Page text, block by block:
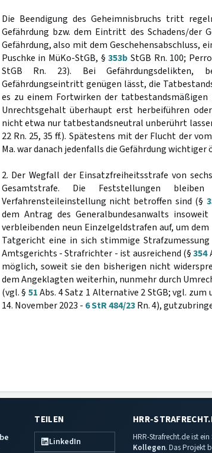
Die Beendigung des Geheimnisbruchs tritt
Gefährdung bzw. dem Eintritt des Schadens/der
Gefährdung, also mit dem Geschehensabschluss,
Puschke in MüKo-StGB, §353b StGB Rn. 100;
StGB Rn. 23). Bei Gefährdungsdelikten,
Gefährdungseintritt genügen lässt, die
es zu einem Fortwirken der
Unrechtsgehalt überhaupt erst herbeiführen
nicht etwa nur tatbestandsneutral unberührt
22 Rn. 25, 35 ff.). Spätestens mit der Flucht der
Ma. war danach jedenfalls die Gefährdung
2. Der Wegfall der Einsatzfreiheitsstrafe von
Gesamtstrafe. Die Feststellungen
Verfahrensteileinstellung nicht betroffen sind (§
dem Antrag des Generalbundesanwalts
verbleibenden neun Einzelgeldstrafen auf, um
Tatgericht eine in sich stimmige
Amtsgerichts - Strafrichter - ist ausreichend (§354
möglich, soweit sie den bisherigen nicht
dem Angeklagten weiterhin, nunmehr durch
(vgl. § 51Abs. 4 Satz 1 Alternative 2 StGB; vgl.
14. November 2023 - 6 StR 484/23Rn. 4),
TEILEN
LinkedIn
HRR-
HRR-Strafrecht.de ist
Kollegen. Das Projekt